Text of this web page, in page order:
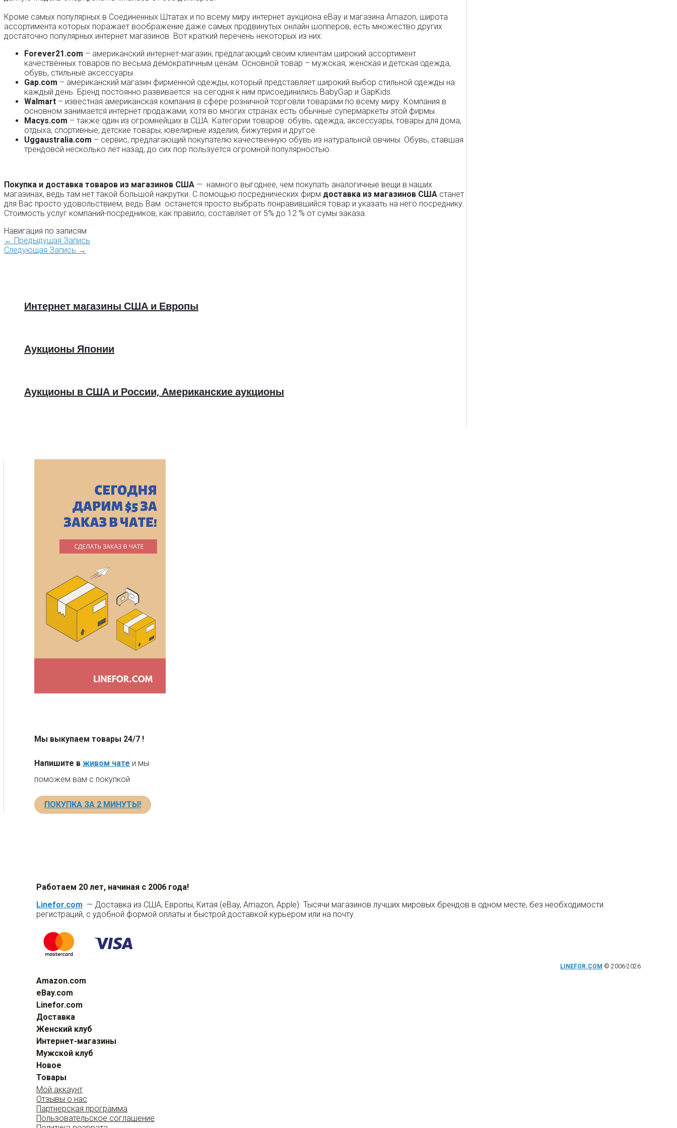
Кроме самых популярных в Соединенных Штатах и по всему миру интернет аукциона eBay и магазина Amazon, широта
ассортимента которых поражает воображение даже самых продвинутых онлайн шопперов, есть множество других
достаточно популярных интернет магазинов. Вот краткий перечень некоторых из них:
Forever21.com – американский интернет-магазин, предлагающий своим клиентам широкий ассортимент
качественных товаров по весьма демократичным ценам. Основной товар – мужская, женская и детская одежда,
обувь, стильные аксессуары.
Gap.com – американский магазин фирменной одежды, который представляет широкий выбор стильной одежды на
каждый день. Бренд постоянно развивается: на сегодня к ним присоединились BabyGap и GapKids.
Walmart – известная американская компания в сфере розничной торговли товарами по всему миру. Компания в
основном занимается интернет продажами, хотя во многих странах есть обычные супермаркеты этой фирмы.
Macys.com – также один из огромнейших в США. Категории товаров: обувь, одежда, аксессуары, товары для дома,
отдыха, спортивные, детские товары, ювелирные изделия, бижутерия и другое.
Uggaustralia.com – сервис, предлагающий покупателю качественную обувь из натуральной овчины. Обувь, ставшая
трендовой несколько лет назад, до сих пор пользуется огромной популярностью.
Покупка и доставка товаров из магазинов США — намного выгоднее, чем покупать аналогичные вещи в наших
магазинах, ведь там нет такой большой накрутки. С помощью посреднических фирм доставка из магазинов США станет
для Вас просто удовольствием, ведь Вам останется просто выбрать понравившийся товар и указать на него посреднику.
Стоимость услуг компаний-посредников, как правило, составляет от 5% до 12 % от сумы заказа.
Навигация по записям
← Предыдущая Запись
Следующая Запись →
Интернет магазины США и Европы
Аукционы Японии
Аукционы в США и России, Американские аукционы
Мы выкупаем товары 24/7 !
Напишите в живом чате и мы
поможем вам с покупкой
ПОКУПКА ЗА 2 МИНУТЫ!
Работаем 20 лет, начиная с 2006 года!
Linefor.com — Доставка из США, Европы, Китая (eBay, Amazon, Apple). Тысячи магазинов лучших мировых брендов в одном месте, без необходимости
регистраций, с удобной формой оплаты и быстрой доставкой курьером или на почту.
LINEFOR.COM © 2006-2026
Amazon.com
eBay.com
Linefor.com
Доставка
Женский клуб
Интернет-магазины
Мужской клуб
Новое
Товары
Мой аккаунт
Отзывы о нас
Партнерская программа
Пользовательское соглашение